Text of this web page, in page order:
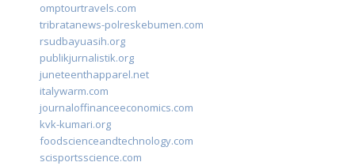
omptourtravels.com
tribratanews-polreskebumen.com
rsudbayuasih.org
publikjurnalistik.org
juneteenthapparel.net
italywarm.com
journaloffinanceeconomics.com
kvk-kumari.org
foodscienceandtechnology.com
scisportsscience.com